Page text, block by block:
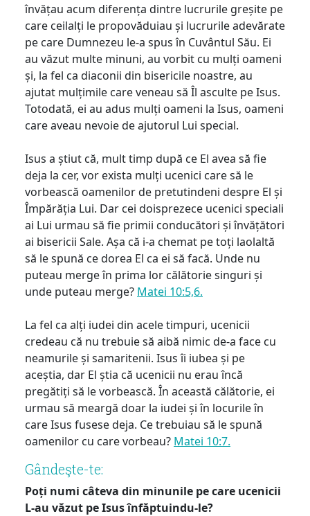
învățau acum diferența dintre lucrurile greșite pe
care ceilalți le propovăduiau și lucrurile adevărate
pe care Dumnezeu le-a spus în Cuvântul Său. Ei
au văzut multe minuni, au vorbit cu mulți oameni
și, la fel ca diaconii din bisericile noastre, au
ajutat mulțimile care veneau să Îl asculte pe Isus.
Totodată, ei au adus mulți oameni la Isus, oameni
care aveau nevoie de ajutorul Lui special.
Isus a știut că, mult timp după ce El avea să fie
deja la cer, vor exista mulți ucenici care să le
vorbească oamenilor de pretutindeni despre El și
Împărăția Lui. Dar cei doisprezece ucenici speciali
ai Lui urmau să fie primii conducători și învățători
ai bisericii Sale. Așa că i-a chemat pe toți laolaltă
să le spună ce dorea El ca ei să facă. Unde nu
puteau merge în prima lor călătorie singuri și
unde puteau merge? Matei 10:5,6.
La fel ca alți iudei din acele timpuri, ucenicii
credeau că nu trebuie să aibă nimic de-a face cu
neamurile și samaritenii. Isus îi iubea și pe
aceștia, dar El știa că ucenicii nu erau încă
pregătiți să le vorbească. În această călătorie, ei
urmau să meargă doar la iudei și în locurile în
care Isus fusese deja. Ce trebuiau să le spună
oamenilor cu care vorbeau? Matei 10:7.
Gândeşte-te:
Poți numi câteva din minunile pe care ucenicii
L-au văzut pe Isus înfăptuindu-le?